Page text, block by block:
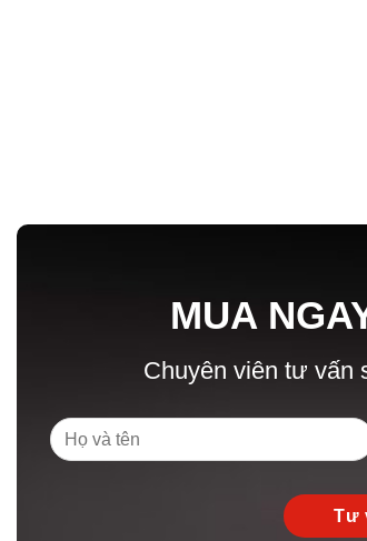
MUA
Chuyên viên tư vấn